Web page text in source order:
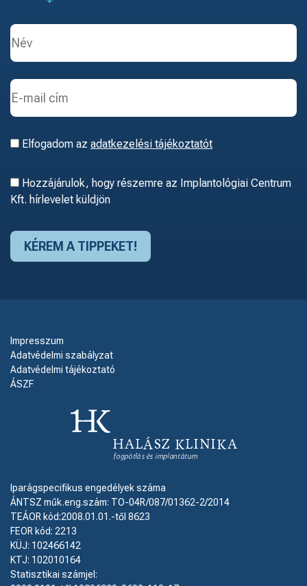
Elfogadom az adatkezelési tájékoztatót
Hozzájárulok, hogy részemre az Implantológiai Centrum
Kft. hírlevelet küldjön
Impresszum
Adatvédelmi szabályzat
Adatvédelmi tájékoztató
ÁSZF
Iparágspecifikus engedélyek száma
ÁNTSZ műk.eng.szám: TO-04R/087/01362-2/2014
TEÁOR kód:2008.01.01.-től 8623
FEOR kód: 2213
KÜJ: 102466142
KTJ: 102010164
Statisztikai számjel: